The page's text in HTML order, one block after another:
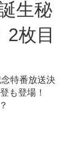
生秘
2枚目
特番放送決
も登場！